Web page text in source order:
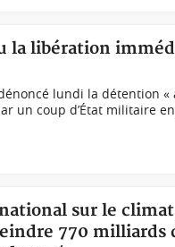
la libération
lundi la détention
un coup d’État militaire
sur le
770 milliards